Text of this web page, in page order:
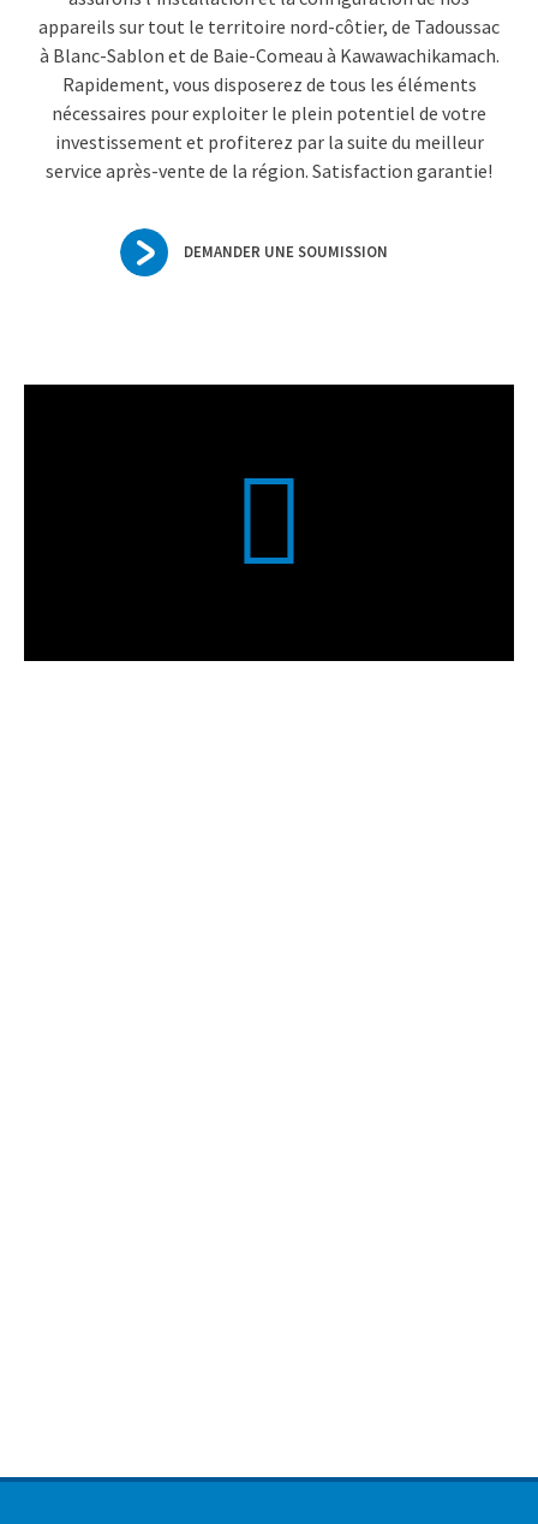
appareils sur tout le territoire nord-côtier, de Tadoussac
à Blanc-Sablon et de Baie-Comeau à Kawawachikamach.
Rapidement, vous disposerez de tous les éléments
nécessaires pour exploiter le plein potentiel de votre
investissement et profiterez par la suite du meilleur
service après-vente de la région. Satisfaction garantie!
DEMANDER UNE SOUMISSION